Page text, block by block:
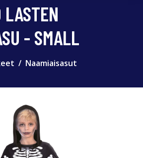
LASTEN
- SMALL
Naamiaisasut